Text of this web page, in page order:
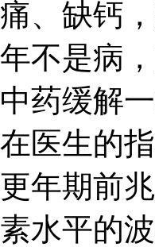
痛、缺钙
年不是病
中药缓解
在医生的
更年期前
素水平的